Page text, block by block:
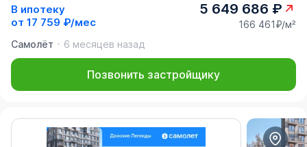
В ипотеку
от 17 759 ₽/мес
5 649 686 ₽
166 461₽/м²
Самолёт
6 месяцев назад
Позвонить застройщику